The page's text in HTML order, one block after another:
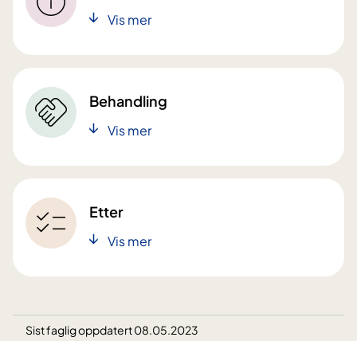
Vis mer
Behandling
Vis mer
Etter
Vis mer
Sist faglig oppdatert 08.05.2023